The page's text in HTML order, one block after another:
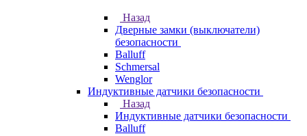
Назад
Дверные замки (выключатели)
безопасности
Balluff
Schmersal
Wenglor
Индуктивные датчики безопасности
Назад
Индуктивные датчики безопасности
Balluff